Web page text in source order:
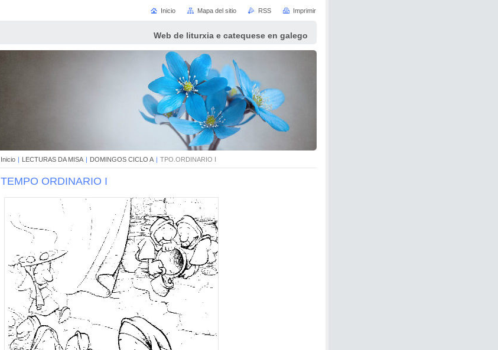
Web de liturxia e catequese en galego
Inicio | LECTURAS DA MISA | DOMINGOS CICLO A | TPO.ORDINARIO I
TEMPO ORDINARIO I
Inicio Mapa del sitio RSS Imprimir